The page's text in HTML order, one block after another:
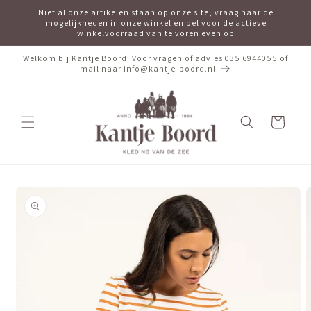
naar de
content
Niet al onze artikelen staan op onze site, vraag naar de
mogelijkheden in onze winkel en bel voor de actieve
winkelvoorraad van te voren even op
Welkom bij Kantje Boord! Voor vragen of advies 035 6944055 of
mail naar info@kantje-boord.nl
Winkelwagen